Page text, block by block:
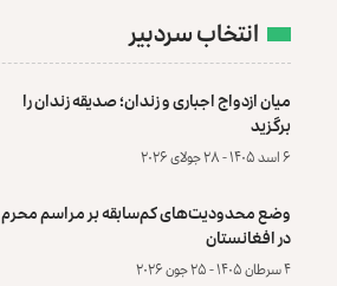
انتخاب سردبیر
میان ازدواج اجباری و زندان؛ صدیقه زندان را
برگزید
۶ اسد ۱۴۰۵ - ۲۸ جولای ۲۰۲۶
وضع محدودیت‌های کم‌سابقه بر مراسم محرم
در افغانستان
۴ سرطان ۱۴۰۵ - ۲۵ جون ۲۰۲۶